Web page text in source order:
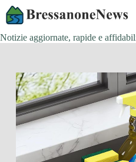
Salta
contenuto
Notizie aggiornate, rapide e